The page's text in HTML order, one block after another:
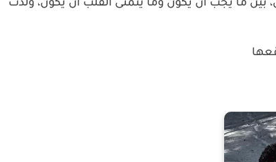
بين ما يجب أن يكون وما يتمنى القلب أن يكون، وُلدت